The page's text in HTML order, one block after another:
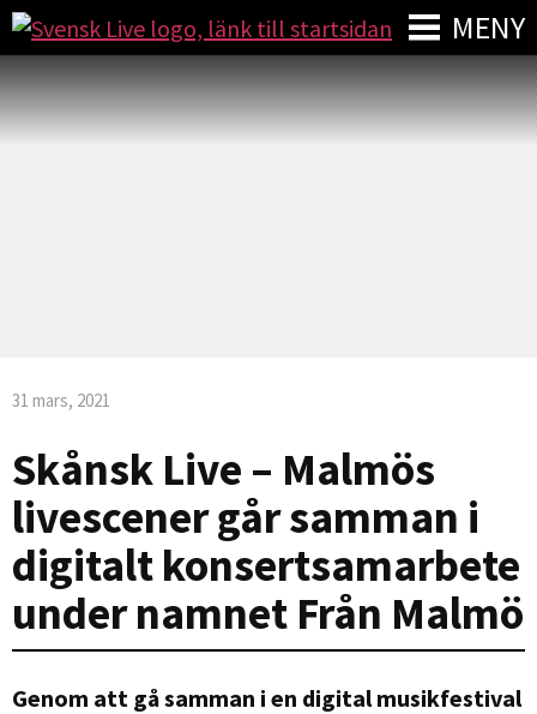
MENY
31 mars, 2021
Skånsk Live – Malmös
livescener går samman i
digitalt konsertsamarbete
under namnet Från Malmö
Genom att gå samman i en digital musikfestival